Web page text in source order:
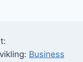
Business